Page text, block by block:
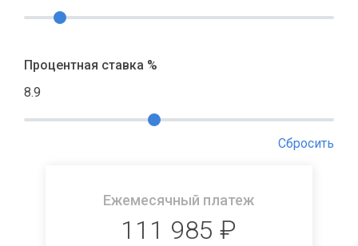
Процентная ставка %
8.9
Сбросить
Ежемесячный платеж
111 985 ₽